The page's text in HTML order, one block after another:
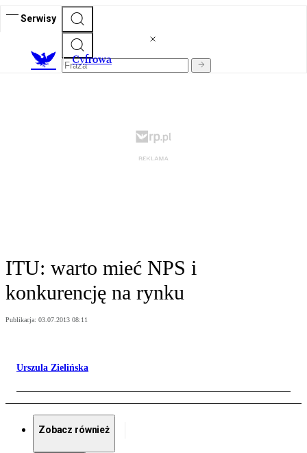
Serwisy
Cyfrowa
ITU: warto mieć NPS i
konkurencję na rynku
Publikacja: 03.07.2013 08:11
Urszula Zielińska
Zobacz również